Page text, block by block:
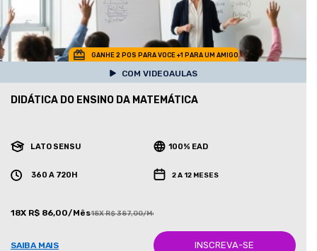
GANHE 2 POS PARA VOCE +1 PARA UM AMIGO
COM VIDEOAULAS
DIDÁTICA DO ENSINO DA MATEMÁTICA
LATO SENSU 100% EAD
360 A 720H 2 A 12 MESES
18X R$ 86,00/Mês18X R$ 387,00/Mês
SAIBA MAIS INSCREVA-SE